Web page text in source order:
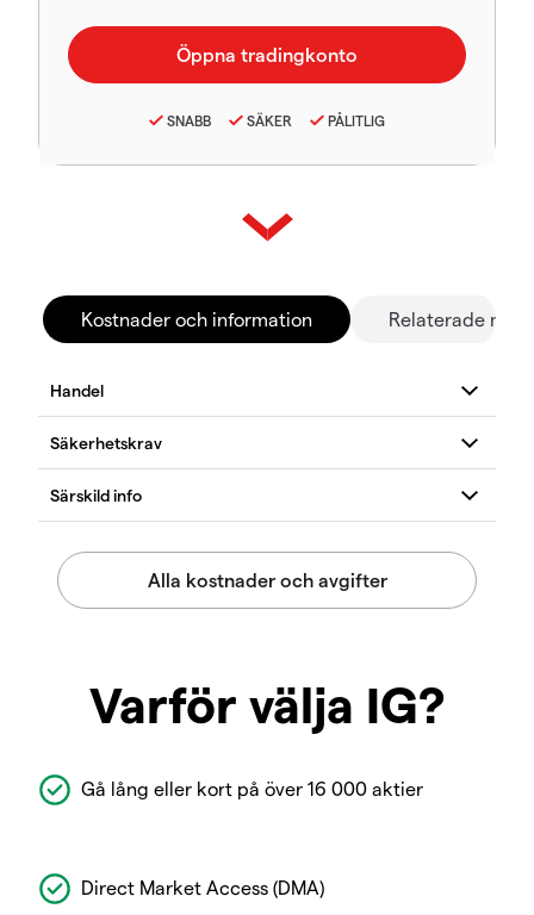
SNABB SÄKER PÅLITLIG
Kostnader och information Relaterade
Varför välja IG?
Gå lång eller kort på över 16 000 aktier
Direct Market Access (DMA)